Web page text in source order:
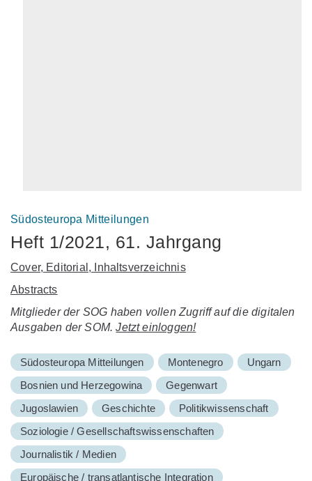
Südosteuropa Mitteilungen
Heft 1/2021, 61. Jahrgang
Cover, Editorial, Inhaltsverzeichnis
Abstracts
Mitglieder der SOG haben vollen Zugriff auf die digitalen
Ausgaben der SOM.Jetzt einloggen!
Südosteuropa Mitteilungen Montenegro
Ungarn
Bosnien und Herzegowina
Gegenwart
Jugoslawien
Geschichte
Politikwissenschaft
Soziologie / Gesellschaftswissenschaften
Journalistik / Medien
Europäische / transatlantische Integration